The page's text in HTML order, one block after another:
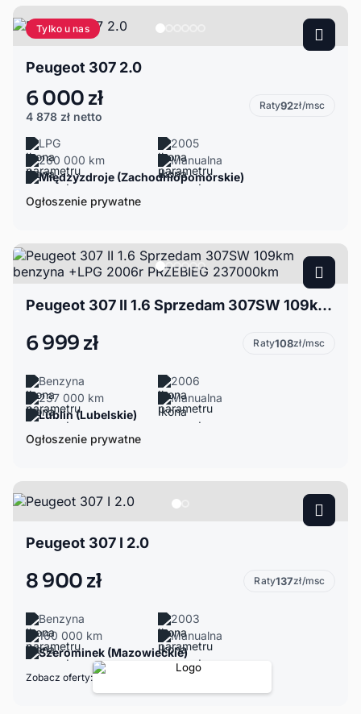
Tylko u nas
Peugeot 307 2.0
6 000 zł
4 878 zł netto
Raty92zł/msc
LPG
2005
260 000 km
Manualna
Międzyzdroje (Zachodniopomorskie)
Ogłoszenie prywatne
Peugeot 307 II 1.6 Sprzedam 307SW 109km benzyna +LPG 2006r PRZEBIEG 237000km
6 999 zł Raty108zł/msc
Benzyna
2006
237 000 km
Manualna
Lublin (Lubelskie)
Ogłoszenie prywatne
Peugeot 307 I 2.0
8 900 zł Raty137zł/msc
Benzyna
2003
160 000 km
Manualna
Szerominek (Mazowieckie)
Zobacz oferty: